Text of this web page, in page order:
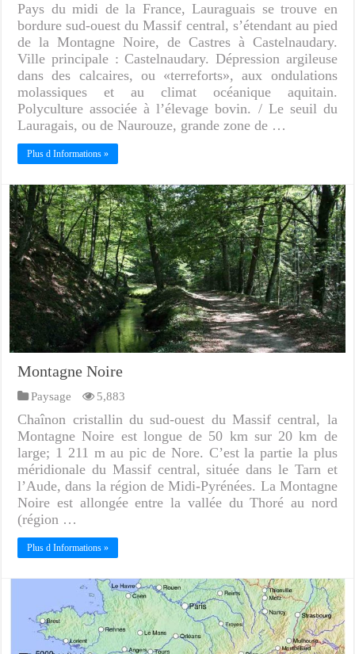
Pays du midi de la France, Lauraguais se trouve en
bordure sud-ouest du Massif central, s’étendant au pied
de la Montagne Noire, de Castres à Castelnaudary.
Ville principale : Castelnaudary. Dépression argileuse
dans des calcaires, ou «terreforts», aux ondulations
molassiques et au climat océanique aquitain.
Polyculture associée à l’élevage bovin. / Le seuil du
Lauragais, ou de Naurouze, grande zone de …
Plus d Informations »
Montagne Noire
Paysage 5,883
Chaînon cristallin du sud-ouest du Massif central, la
Montagne Noire est longue de 50 km sur 20 km de
large; 1 211 m au pic de Nore. C’est la partie la plus
méridionale du Massif central, située dans le Tarn et
l’Aude, dans la région de Midi-Pyrénées. La Montagne
Noire est allongée entre la vallée du Thoré au nord
(région …
Plus d Informations »